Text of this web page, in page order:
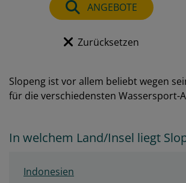
ANGEBOTE
Zurücksetzen
Slopeng ist vor allem beliebt wegen
für die verschiedensten Wassersport-
In welchem Land/Insel liegt
Indonesien